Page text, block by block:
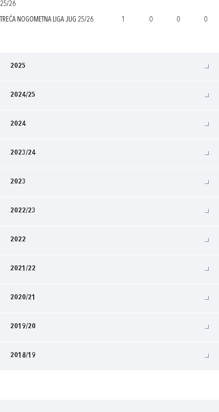
25/26
TREĆA NOGOMETNA LIGA JUG 25/26 1 0 0 0
2025
2024/25
2024
2023/24
2023
2022/23
2022
2021/22
2020/21
2019/20
2018/19